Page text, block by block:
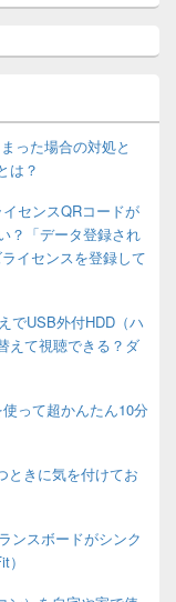
った場合の対処と
は？
センスQRコードが
？「データ登録され
イセンスを登録して
でUSB外付HDD（ハ
えて視聴できる？ダ
って超かんたん10分
ときに気を付けてお
ンスボードがシンク